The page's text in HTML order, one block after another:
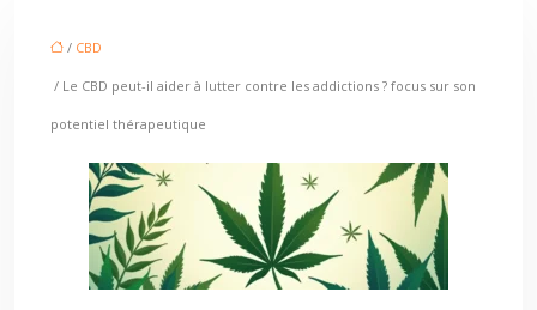
/ CBD
/ Le CBD peut-il aider à lutter contre les addictions ? focus sur son
potentiel thérapeutique